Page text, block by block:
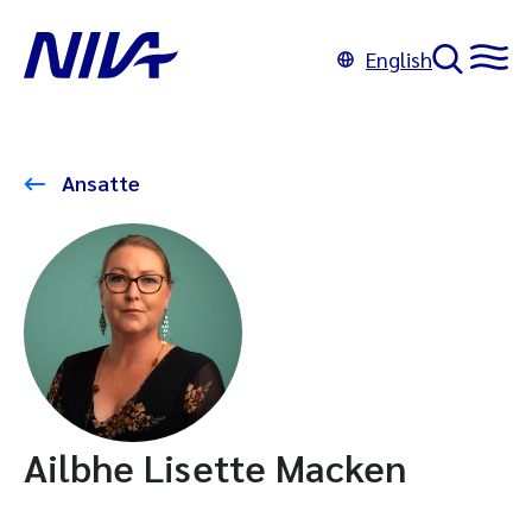
English
Ansatte
Ailbhe Lisette Macken